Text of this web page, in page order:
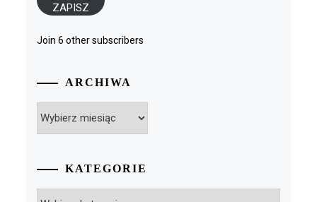
ZAPISZ
Join 6 other subscribers
ARCHIWA
KATEGORIE